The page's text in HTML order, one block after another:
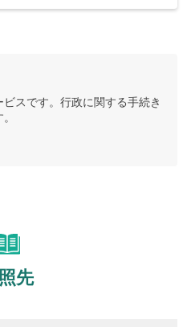
スです。行政に関する手続き
先